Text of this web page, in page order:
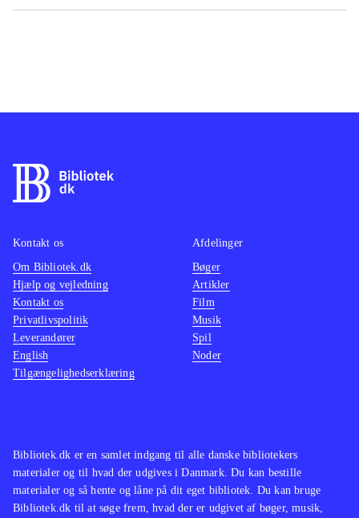
Bibliotek.dk er en samlet indgang til alle danske bibliotekers
materialer og til hvad der udgives i Danmark. Du kan bestille
materialer og så hente og låne på dit eget bibliotek. Du kan bruge
Bibliotek.dk til at søge frem, hvad der er udgivet af bøger, musik,
Kontakt os
Om Bibliotek.dk
Hjælp og vejledning
Kontakt os
Privatlivspolitik
Leverandører
English
Tilgængelighedserklæring
Afdelinger
Bøger
Artikler
Film
Musik
Spil
Noder